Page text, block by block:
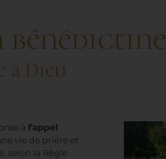
à Dieu
à l’appel
vie de prière et
selon la Règle